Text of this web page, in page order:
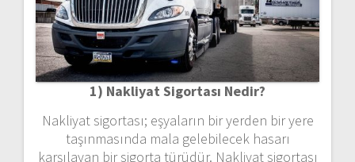
1) Nakliyat Sigortası Nedir?
Nakliyat sigortası; eşyaların bir yerden bir yere
taşınmasında mala gelebilecek hasarı
karşılayan bir sigorta türüdür. Nakliyat sigortası